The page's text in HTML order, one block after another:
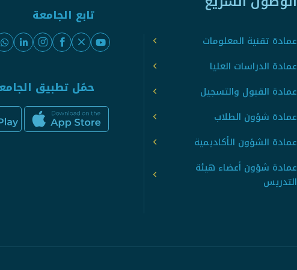
عمادة تقنية المعلومات
عمادة الدراسات العليا
عمادة القبول والتسجيل
عمادة شؤون الطلاب
عمادة الشؤون الأكاديمية
عمادة شؤون أعضاء هيئة
التدريس
تابع الجامعة
حمّل تطبيق